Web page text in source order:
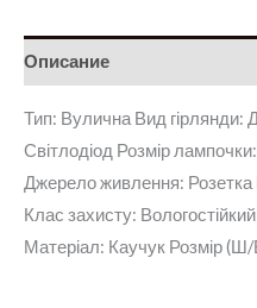
Описание
Тип: Вулична Вид
Світлодіод Розмір
Джерело живлення:
Клас захисту:
Матеріал: Каучук Розмір